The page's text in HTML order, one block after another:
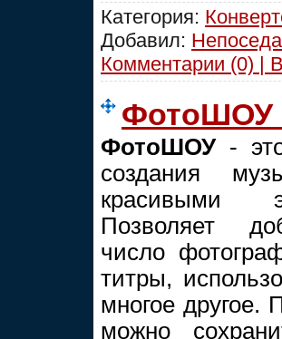
Категория:
Добавил: Непоседа
Комментарии (0) |
ФотоШОУ
ФотоШОУ- это
создания
красивыми
Позволяет
число
титры,
многое другое.
можно